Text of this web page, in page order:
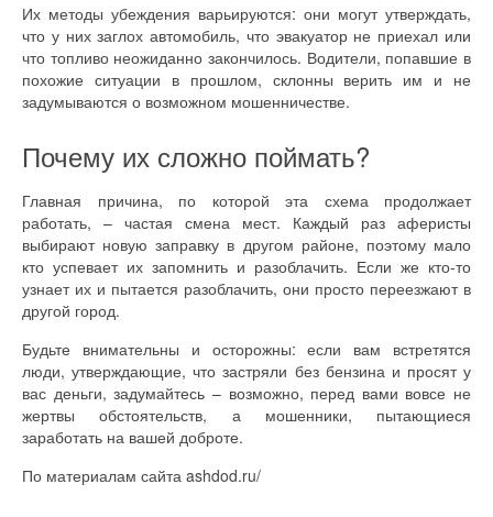
Их методы убеждения варьируются: они могут утверждать,
что у них заглох автомобиль, что эвакуатор не приехал или
что топливо неожиданно закончилось. Водители, попавшие в
похожие ситуации в прошлом, склонны верить им и не
задумываются о возможном мошенничестве.
Почему их сложно поймать?
Главная причина, по которой эта схема продолжает
работать, – частая смена мест. Каждый раз аферисты
выбирают новую заправку в другом районе, поэтому мало
кто успевает их запомнить и разоблачить. Если же кто-то
узнает их и пытается разоблачить, они просто переезжают в
другой город.
Будьте внимательны и осторожны: если вам встретятся
люди, утверждающие, что застряли без бензина и просят у
вас деньги, задумайтесь – возможно, перед вами вовсе не
жертвы обстоятельств, а мошенники, пытающиеся
заработать на вашей доброте.
По материалам сайта ashdod.ru/